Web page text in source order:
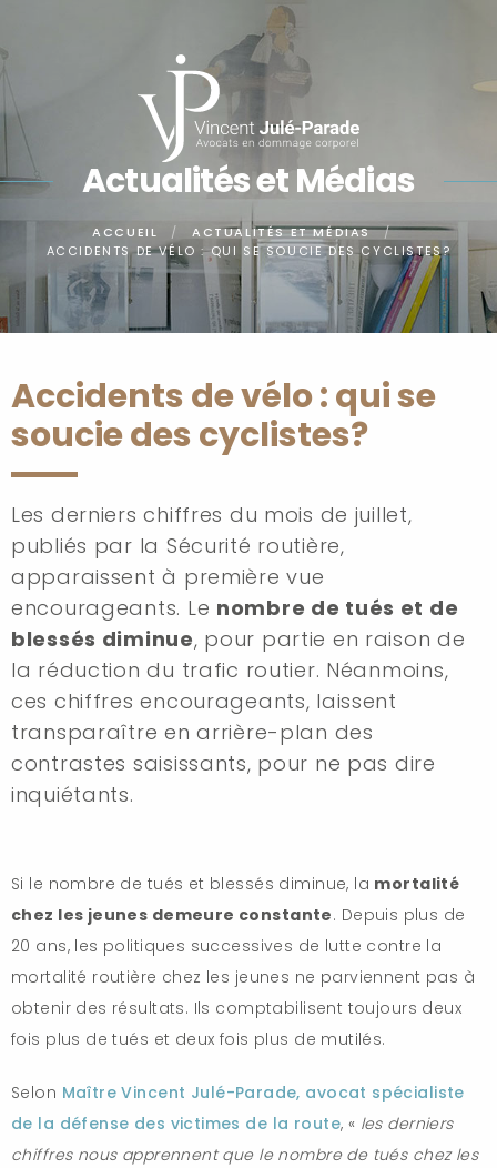
Panneau de gestion des cookies
Actualités et Médias
ACCUEIL
ACTUALITÉS ET MÉDIAS
ACCIDENTS DE VÉLO : QUI SE SOUCIE DES CYCLISTES?
Accidents de vélo : qui se
soucie des cyclistes?
Les derniers chiffres du mois de juillet,
publiés par la Sécurité routière,
apparaissent à première vue
encourageants. Le nombre de tués et de
blessés diminue, pour partie en raison de
la réduction du trafic routier. Néanmoins,
ces chiffres encourageants, laissent
transparaître en arrière-plan des
contrastes saisissants, pour ne pas dire
inquiétants.
Si le nombre de tués et blessés diminue, la mortalité
chez les jeunes demeure constante. Depuis plus de
20 ans, les politiques successives de lutte contre la
mortalité routière chez les jeunes ne parviennent pas à
obtenir des résultats. Ils comptabilisent toujours deux
fois plus de tués et deux fois plus de mutilés.
Selon Maître Vincent Julé-Parade, avocat spécialiste
de la défense des victimes de la route, « les derniers
chiffres nous apprennent que le nombre de tués chez les